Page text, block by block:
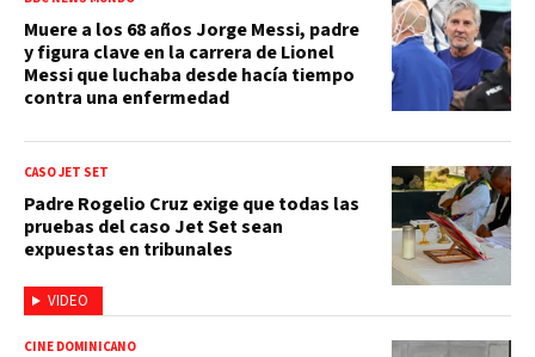
Muere a los 68 años Jorge Messi, padre
y figura clave en la carrera de Lionel
Messi que luchaba desde hacía tiempo
contra una enfermedad
VIDEO
CASO JET SET
Padre Rogelio Cruz exige que todas las
pruebas del caso Jet Set sean
expuestas en tribunales
CINE DOMINICANO